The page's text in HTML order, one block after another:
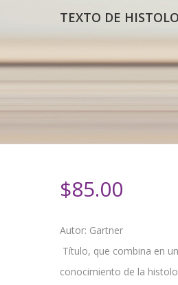
TEXTO DE
$85.00
Autor: Gartner
Título, que combina en
conocimiento de la